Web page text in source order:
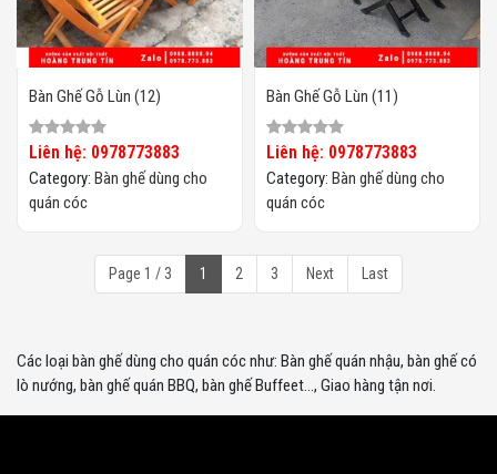
Bàn Ghế Gỗ Lùn (12)
Liên hệ: 0978773883
Category: Bàn ghế dùng cho
quán cóc
Bàn Ghế Gỗ Lùn (11)
Liên hệ: 0978773883
Category: Bàn ghế dùng cho
quán cóc
Page 1 / 3 1 2 3 Next Last
Các loại bàn ghế dùng cho quán cóc như: Bàn ghế quán nhậu, bàn ghế có
lò nướng, bàn ghế quán BBQ, bàn ghế Buffeet..., Giao hàng tận nơi.